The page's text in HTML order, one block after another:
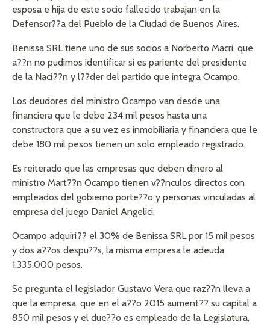
esposa e hija de este socio fallecido trabajan en la
Defensor??a del Pueblo de la Ciudad de Buenos Aires.
Benissa SRL tiene uno de sus socios a Norberto Macri, que
a??n no pudimos identificar si es pariente del presidente
de la Naci??n y l??der del partido que integra Ocampo.
Los deudores del ministro Ocampo van desde una
financiera que le debe 234 mil pesos hasta una
constructora que a su vez es inmobiliaria y financiera que le
debe 180 mil pesos tienen un solo empleado registrado.
Es reiterado que las empresas que deben dinero al
ministro Mart??n Ocampo tienen v??nculos directos con
empleados del gobierno porte??o y personas vinculadas al
empresa del juego Daniel Angelici.
Ocampo adquiri?? el 30% de Benissa SRL por 15 mil pesos
y dos a??os despu??s, la misma empresa le adeuda
1.335.000 pesos.
Se pregunta el legislador Gustavo Vera que raz??n lleva a
que la empresa, que en el a??o 2015 aument?? su capital a
850 mil pesos y el due??o es empleado de la Legislatura,